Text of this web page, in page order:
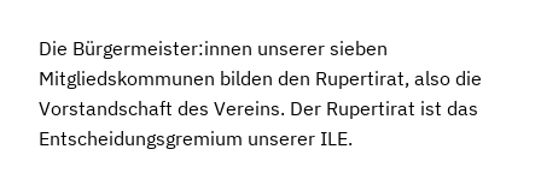
Die Bürgermeister:innen unserer sieben
Mitgliedskommunen bilden den Rupertirat, also die
Vorstandschaft des Vereins. Der Rupertirat ist das
Entscheidungsgremium unserer ILE.